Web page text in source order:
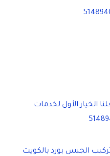
الخيار الأول لخدمات
الجبس بورد بالكويت